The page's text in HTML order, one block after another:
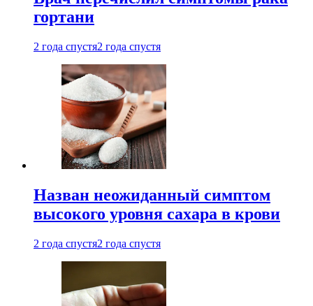
гортани
2 года спустя2 года спустя
Назван неожиданный симптом
высокого уровня сахара в крови
2 года спустя2 года спустя